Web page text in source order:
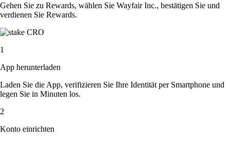
Gehen Sie zu Rewards, wählen Sie Wayfair Inc., bestätigen Sie und
verdienen Sie Rewards.
1
App herunterladen
Laden Sie die App, verifizieren Sie Ihre Identität per Smartphone und
legen Sie in Minuten los.
2
Konto einrichten